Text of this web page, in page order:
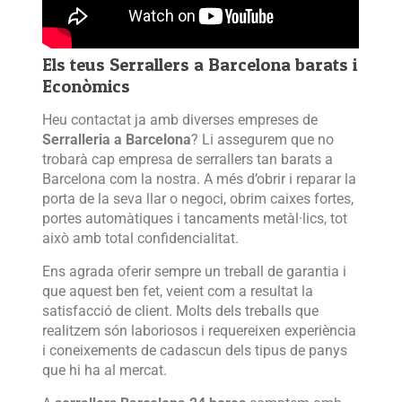
Els teus Serrallers a Barcelona barats i
Econòmics
Heu contactat ja amb diverses empreses de
Serralleria a Barcelona? Li assegurem que no
trobarà cap empresa de serrallers tan barats a
Barcelona com la nostra. A més d’obrir i reparar la
porta de la seva llar o negoci, obrim caixes fortes,
portes automàtiques i tancaments metàl·lics, tot
això amb total confidencialitat.
Ens agrada oferir sempre un treball de garantia i
que aquest ben fet, veient com a resultat la
satisfacció de client. Molts dels treballs que
realitzem són laboriosos i requereixen experiència
i coneixements de cadascun dels tipus de panys
que hi ha al mercat.